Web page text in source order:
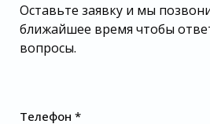
Оставьте заявку и мы
ближайшее время чтобы
вопросы.
Телефон *